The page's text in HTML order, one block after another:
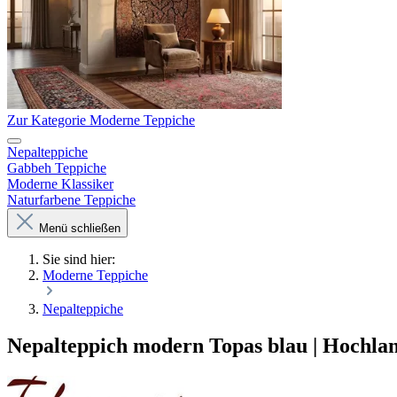
Zur Kategorie Moderne Teppiche
Nepalteppiche
Gabbeh Teppiche
Moderne Klassiker
Naturfarbene Teppiche
Menü schließen
Sie sind hier:
Moderne Teppiche
Nepalteppiche
Nepalteppich modern Topas blau |